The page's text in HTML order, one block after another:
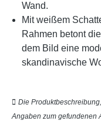
Wand.
Mit weißem
Rahmen betont
dem Bild eine
skandinavische
Die
Angaben zum gefundenen